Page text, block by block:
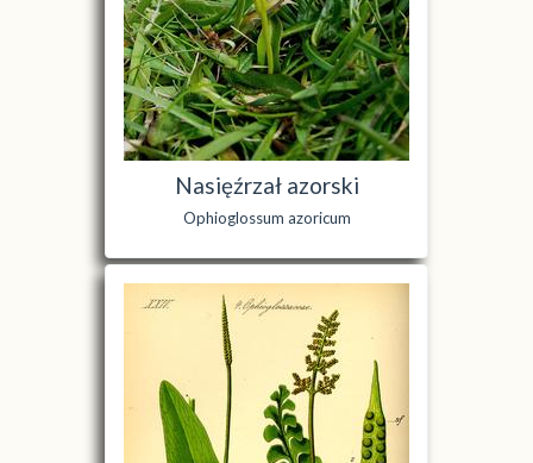
Nasięźrzał azorski
Ophioglossum azoricum